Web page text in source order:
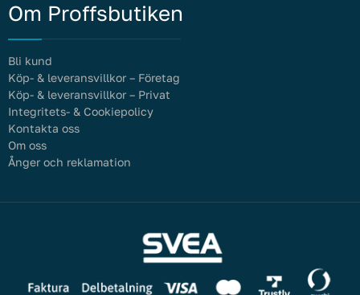
Om Proffsbutiken
Bli kund
Köp- & leveransvillkor – Företag
Köp- & leveransvillkor – Privat
Integritets- & Cookiepolicy
Kontakta oss
Om oss
Ånger och reklamation